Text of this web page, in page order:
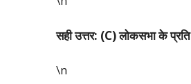
सही उत्तर: (C) लोकसभा के प्रति
\n